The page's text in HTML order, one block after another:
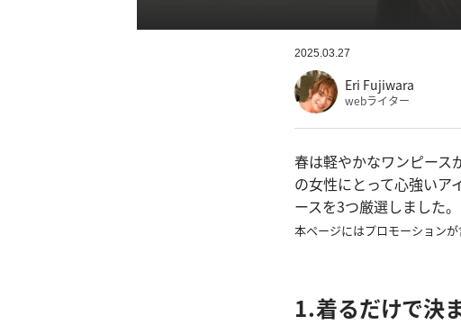
2025.03.27
Eri Fujiwara
webライター
春は軽やかなワンピース
の女性にとって心強いア
ースを3つ厳選しました。
本ページにはプロモーションが
1.着るだけで決